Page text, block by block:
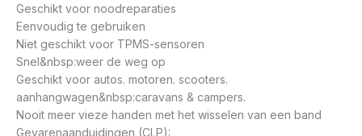
Geschikt voor noodreparaties
Eenvoudig te gebruiken
Niet geschikt voor TPMS-sensoren
Snel&nbsp:weer de weg op
Geschikt voor autos. motoren. scooters.
aanhangwagen&nbsp:caravans & campers.
Nooit meer vieze handen met het wisselen van een band
Gevarenaanduidingen (CLP):